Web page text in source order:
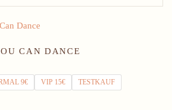
CAN DANCE
9€ VIP 15€ TESTKAUF